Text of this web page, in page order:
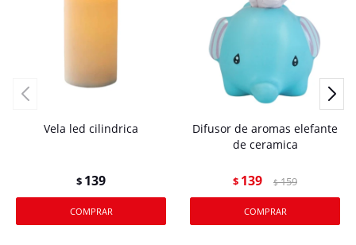
Vela led cilindrica
$ 139
Difusor de aromas elefante
de ceramica
$ 139 $ 159